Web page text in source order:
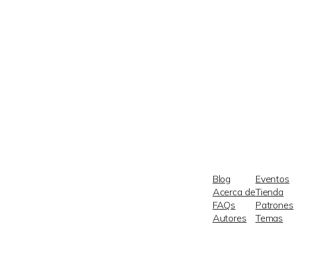
Blog
Acerca de
FAQs
Autores
Eventos
Tienda
Patrones
Temas